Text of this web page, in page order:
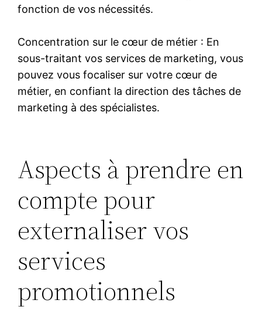
fonction de vos nécessités.
Concentration sur le cœur de métier : En
sous-traitant vos services de marketing, vous
pouvez vous focaliser sur votre cœur de
métier, en confiant la direction des tâches de
marketing à des spécialistes.
Aspects à prendre en
compte pour
externaliser vos
services
promotionnels